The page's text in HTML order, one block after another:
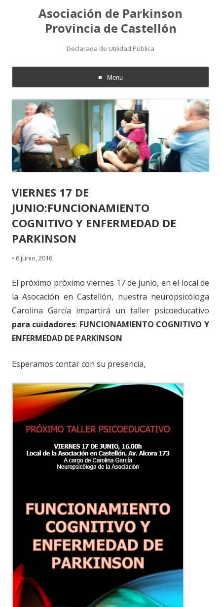
Asociación de Parkinson
Provincia de Castellón
Declarada de Utilidad Pública
Menu
Skip
to
content
VIERNES 17 DE
JUNIO:FUNCIONAMIENTO
COGNITIVO Y ENFERMEDAD DE
PARKINSON
• 6 junio, 2016
El próximo próximo viernes 17 de junio, en el local de
la Asocación en Castellón, nuestra neuropsicóloga
Carolina García impartirá un taller psicoeducativo
para cuidadores: FUNCIONAMIENTO COGNITIVO Y
ENFERMEDAD DE PARKINSON
Esperamos contar con su presencia,